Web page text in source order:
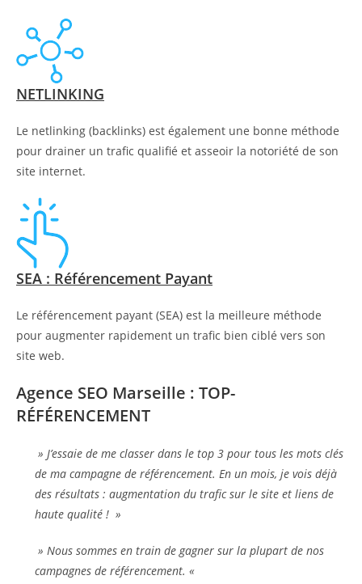
NETLINKING
Le netlinking (backlinks) est également une bonne méthode
pour drainer un trafic qualifié et asseoir la notoriété de son
site internet.
SEA : Référencement Payant
Le référencement payant (SEA) est la meilleure méthode
pour augmenter rapidement un trafic bien ciblé vers son
site web.
Agence SEO Marseille : TOP-
RÉFÉRENCEMENT
» J’essaie de me classer dans le top 3 pour tous les mots clés
de ma campagne de référencement. En un mois, je vois déjà
des résultats : augmentation du trafic sur le site et liens de
haute qualité ! »
» Nous sommes en train de gagner sur la plupart de nos
campagnes de référencement. «